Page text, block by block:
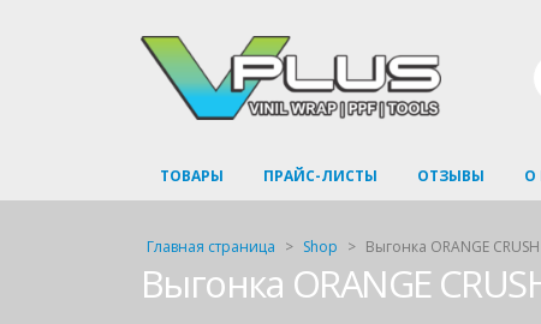
ТОВАРЫ ПРАЙС-ЛИСТЫ ОТЗЫВЫ О
Главная страница > Shop > Выгонка ORANGE
Выгонка ORANGE